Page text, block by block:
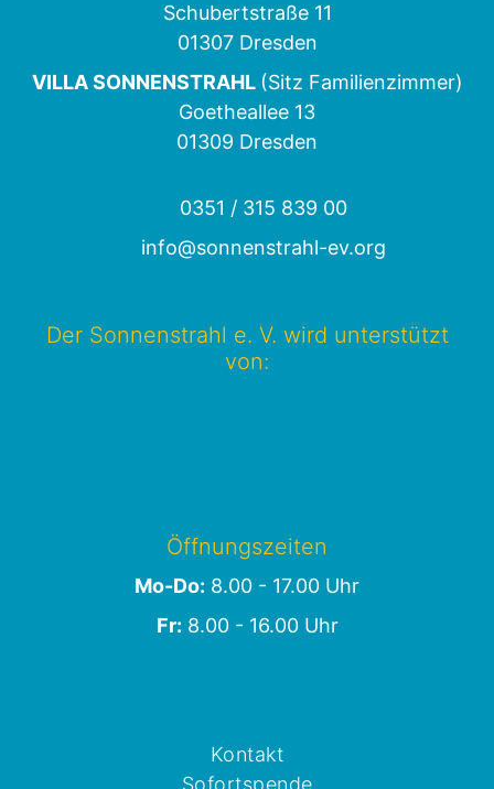
Schubertstraße 11
01307 Dresden
VILLA SONNENSTRAHL (Sitz Familienzimmer)
Goetheallee 13
01309 Dresden
0351 / 315 839 00
info@sonnenstrahl-ev.org
Der Sonnenstrahl e. V. wird unterstützt
von:
Öffnungszeiten
Mo-Do: 8.00 - 17.00 Uhr
Fr: 8.00 - 16.00 Uhr
Kontakt
Sofortspende